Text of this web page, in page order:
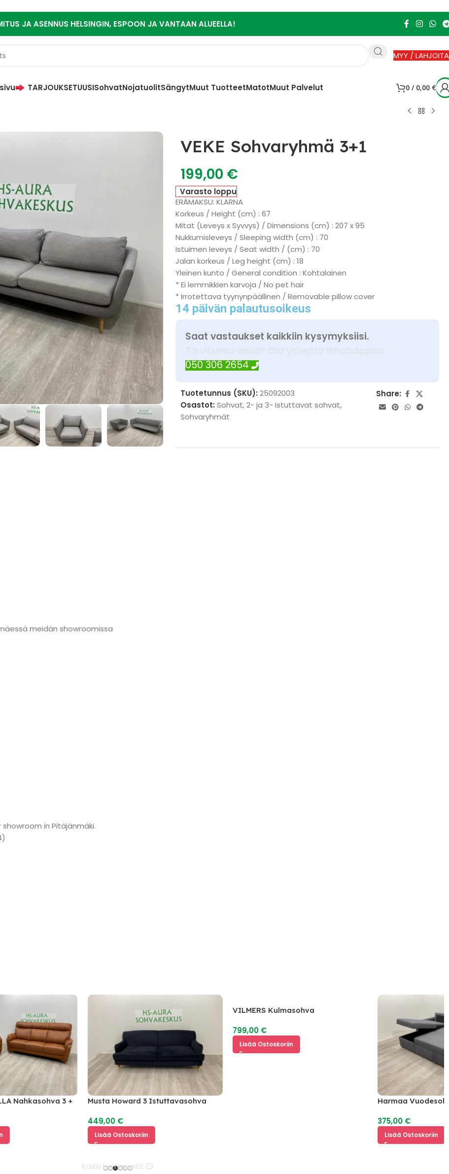
JA ASENNUS HELSINGIN, ESPOON JA VANTAAN ALUEELLA!
MYY / LAHJOITA
TARJOUKSETUUSISohvatNojatuolitSängytMuut TuotteetMatotMuut Palvelut 0 / 0,00 €
VEKE Sohvaryhmä 3+1
199,00 €
Varasto loppu
ERÄMAKSU: KLARNA
Korkeus / Height (cm) : 67
Mitat (Leveys x Syvvys) / Dimensions (cm) : 207 x 95
Nukkumisleveys / Sleeping width (cm) : 70
Istuimen leveys / Seat width / (cm) : 70
Jalan korkeus / Leg height (cm) : 18
Yleinen kunto / General condition : Kohtalainen
* Ei lemmikkien karvoja / No pet hair
* Irrotettava tyynynpäällinen / Removable pillow cover
14 päivän palautusoikeus
Saat vastaukset kaikkiin kysymyksiisi.
Tarvitsetko apua? Ota yhteyttä WhatsAppilla
050 306 2654
Tuotetunnus (SKU):25092003
Osastot: Sohvat,2- ja 3- Istuttavat sohvat,
Sohvaryhmät
Share:
meidän showroomissa
in Pitäjänmäki.
Nahkasohva 3 +
Musta Howard 3 Istuttavasohva
449,00€
Lisää Ostoskoriin
VILMERS Kulmasohva
799,00€
Lisää Ostoskoriin
Harmaa
375,00 €
Lisää Ostoskoriin
Kaikki kommentit